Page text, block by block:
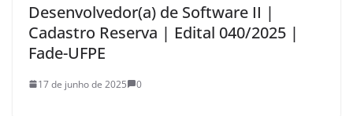
Desenvolvedor(a) de Software II |
Cadastro Reserva | Edital 040/2025 |
Fade-UFPE
17 de junho de 2025 0